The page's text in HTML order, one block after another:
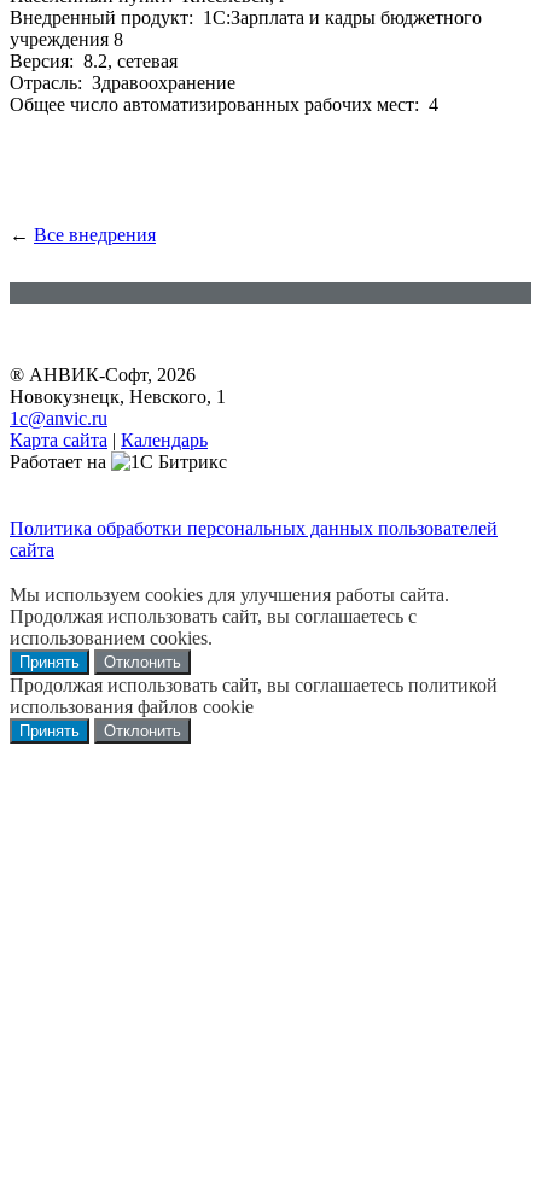
Внедренный продукт: 1С:Зарплата и кадры бюджетного
учреждения 8
Версия: 8.2, сетевая
Отрасль: Здравоохранение
Общее число автоматизированных рабочих мест: 4
← Все внедрения
® АНВИК-Софт, 2026
Новокузнецк, Невского, 1
1c@anvic.ru
Карта сайта | Календарь
Работает на
Политика обработки персональных данных пользователей
сайта
Мы используем cookies для улучшения работы сайта.
Продолжая использовать сайт, вы соглашаетесь с
использованием cookies.
Принять Отклонить
Продолжая использовать сайт, вы соглашаетесь политикой
использования файлов cookie
Принять Отклонить